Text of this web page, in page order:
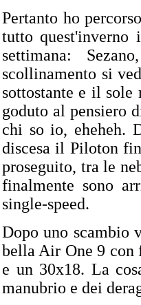
Pertanto ho
tutto quest'inverno
settimana:
scollinamento si
sottostante e il
goduto al pensiero
chi so io, eheheh.
discesa il Piloton
proseguito, tra le
finalmente sono
single-speed.
Dopo uno scambio
bella Air One 9 con
e un 30x18. La
manubrio e dei